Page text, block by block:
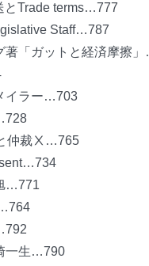
Trade terms…777
Staff…787
「ガットと経済摩擦
イラー…703
仲裁Ⅹ…765
…771
一生…790